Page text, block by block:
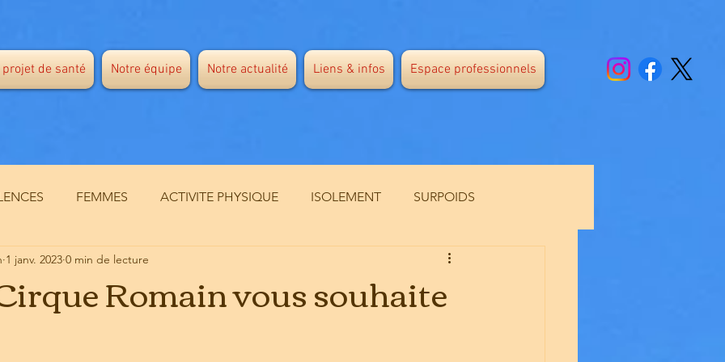
projet de santé Notre équipe Notre actualité Liens & infos Espace professionnels
FEMMES ACTIVITE PHYSIQUE ISOLEMENT SURPOIDS
SANTE MENTALE CANICULE
Romain vous souhaite
1 janv. 2023 0 min de lecture